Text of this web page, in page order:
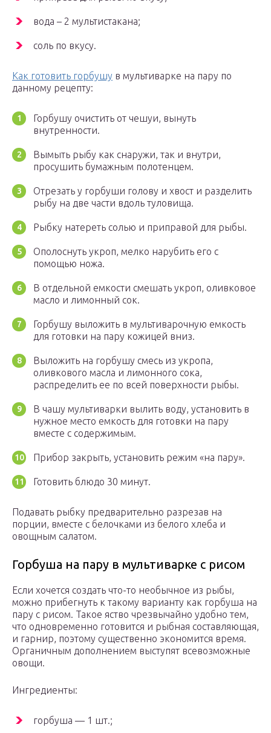
вода – 2 мультистакана;
соль по вкусу.
Как готовить горбушу в мультиварке на пару по
данному рецепту:
Горбушу очистить от чешуи, вынуть
внутренности.
Вымыть рыбу как снаружи, так и внутри,
просушить бумажным полотенцем.
Отрезать у горбуши голову и хвост и разделить
рыбу на две части вдоль туловища.
Рыбку натереть солью и приправой для рыбы.
Ополоснуть укроп, мелко нарубить его с
помощью ножа.
В отдельной емкости смешать укроп, оливковое
масло и лимонный сок.
Горбушу выложить в мультиварочную емкость
для готовки на пару кожицей вниз.
Выложить на горбушу смесь из укропа,
оливкового масла и лимонного сока,
распределить ее по всей поверхности рыбы.
В чашу мультиварки вылить воду, установить в
нужное место емкость для готовки на пару
вместе с содержимым.
Прибор закрыть, установить режим «на пару».
Готовить блюдо 30 минут.
Подавать рыбку предварительно разрезав на
порции, вместе с белочками из белого хлеба и
овощным салатом.
Горбуша на пару в мультиварке с рисом
Если хочется создать что-то необычное из рыбы,
можно прибегнуть к такому варианту как горбуша на
пару с рисом. Такое яство чрезвычайно удобно тем,
что одновременно готовится и рыбная составляющая,
и гарнир, поэтому существенно экономится время.
Органичным дополнением выступят всевозможные
овощи.
Ингредиенты:
горбуша — 1 шт.;